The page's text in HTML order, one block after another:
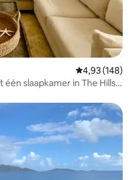
Gemiddelde
4,93 (148)
slaapkamer in The Hills